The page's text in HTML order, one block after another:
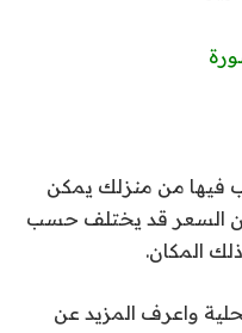
فيها من منزلك يمكن
أن السعر قد يختلف حسب
المكان.
واعرف المزيد عن